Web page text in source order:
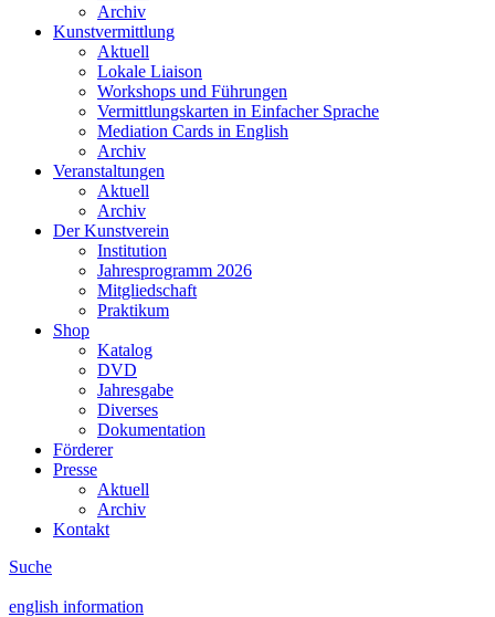
Archiv
Kunstvermittlung
Aktuell
Lokale Liaison
Workshops und Führungen
Vermittlungskarten in Einfacher Sprache
Mediation Cards in English
Archiv
Veranstaltungen
Aktuell
Archiv
Der Kunstverein
Institution
Jahresprogramm 2026
Mitgliedschaft
Praktikum
Shop
Katalog
DVD
Jahresgabe
Diverses
Dokumentation
Förderer
Presse
Aktuell
Archiv
Kontakt
Suche
english information